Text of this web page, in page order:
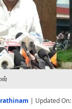
| Updated On: